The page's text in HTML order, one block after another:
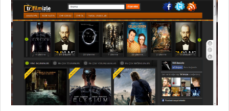
taşımacılık,
evden
taşımacılık
gaziantep
evden
taşımacılık,
gaziantep